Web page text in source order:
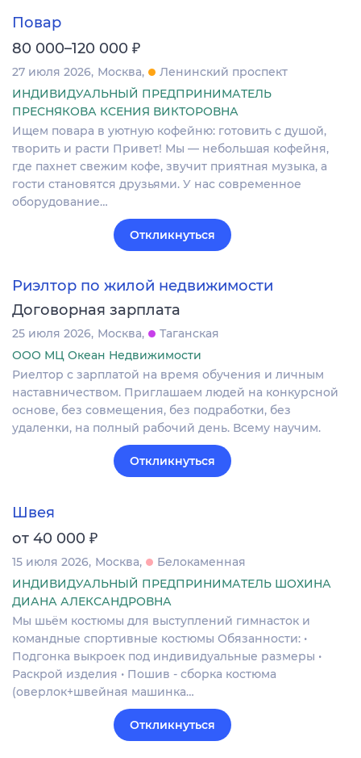
Повар
80 000–120 000 ₽
27 июля 2026 Москва
Ленинский проспект
ИНДИВИДУАЛЬНЫЙ ПРЕДПРИНИМАТЕЛЬ
ПРЕСНЯКОВА КСЕНИЯ ВИКТОРОВНА
Ищем повара в уютную кофейню: готовить с душой,
творить и расти Привет! Мы — небольшая кофейня,
где пахнет свежим кофе, звучит приятная музыка, а
гости становятся друзьями. У нас современное
оборудование…
Откликнуться
Риэлтор по жилой недвижимости
Договорная зарплата
25 июля 2026 Москва
Таганская
ООО МЦ Океан Недвижимости
Риелтор с зарплатой на время обучения и личным
наставничеством. Приглашаем людей на конкурсной
основе, без совмещения, без подработки, без
удаленки, на полный рабочий день. Всему научим.
Откликнуться
Швея
от 40 000 ₽
15 июля 2026 Москва
Белокаменная
ИНДИВИДУАЛЬНЫЙ ПРЕДПРИНИМАТЕЛЬ ШОХИНА
ДИАНА АЛЕКСАНДРОВНА
Мы шьём костюмы для выступлений гимнасток и
командные спортивные костюмы Обязанности: •
Подгонка выкроек под индивидуальные размеры •
Раскрой изделия • Пошив - сборка костюма
(оверлок+швейная машинка…
Откликнуться